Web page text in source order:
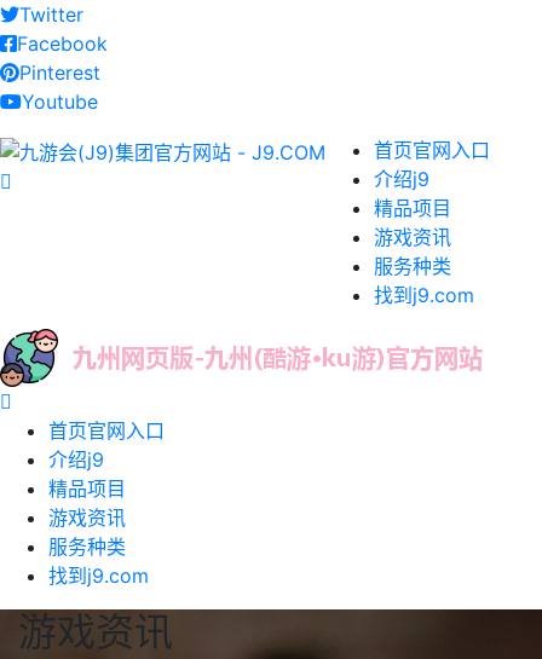
Twitter
Facebook
Pinterest
Youtube
首页官网入口
介绍j9
精品项目
游戏资讯
服务种类
找到j9.com
首页官网入口
介绍j9
精品项目
游戏资讯
服务种类
找到j9.com
游戏资讯